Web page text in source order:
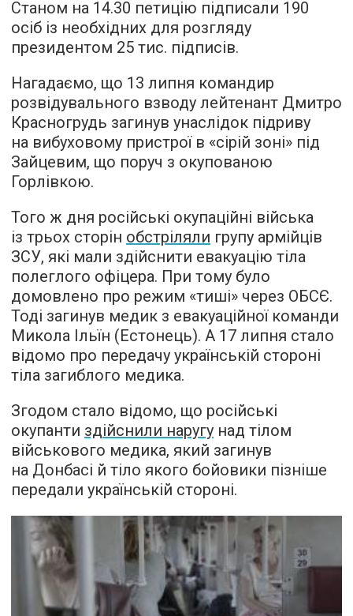
Станом на 14.30 петицію підписали 190
осіб із необхідних для розгляду
президентом 25 тис. підписів.
Нагадаємо, що 13 липня командир
розвідувального взводу лейтенант Дмитро
Красногрудь загинув унаслідок підриву
на вибуховому пристрої в «сірій зоні» під
Зайцевим, що поруч з окупованою
Горлівкою.
Того ж дня російські окупаційні війська
із трьох сторін обстріляли групу армійців
ЗСУ, які мали здійснити евакуацію тіла
полеглого офіцера. При тому було
домовлено про режим «тиші» через ОБСЄ.
Тоді загинув медик з евакуаційної команди
Микола Ільїн (Естонець). А 17 липня стало
відомо про передачу українській стороні
тіла загиблого медика.
Згодом стало відомо, що російські
окупанти здійснили наругу над тілом
військового медика, який загинув
на Донбасі й тіло якого бойовики пізніше
передали українській стороні.